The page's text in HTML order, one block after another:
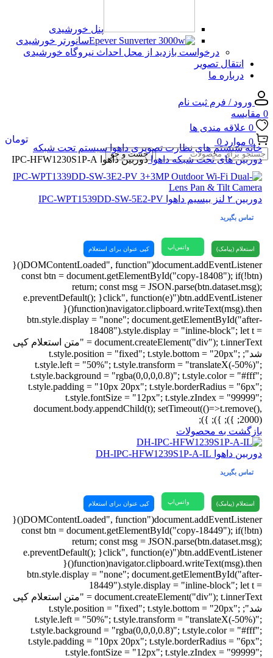
پنل خورشیدی
سانورتر خورشیدی
درخواست بازدید از محل احداث نیروگاه خورشیدی
انتقال تصویر
درباره ما
ورود / فرم ثبت نام
0 مقایسه
0 علاقه مندی ها
0 موارد 0 تومان
جست و جو
خانهسیستم های نظارت تصویریداهواسیستم تحت شبکه
دوربین های تحت شبکه داهوادوربین داهوا IPC-HFW1230S1P-A
دوربین ۲ لنز بیسیم داهوا IPC-WPT1539DD-SW-5E2-PV
تماس بگیرید
استعلام (پیامک) واتس‌اپ کپی عنوان برای استعلام
document.addEventListener("DOMContentLoaded", function(){
const btn = document.getElementById("copy-18408"); if(!btn)
return; const msg = JSON.parse(btn.dataset.msg);
btn.addEventListener("click", function(e){ e.preventDefault();
navigator.clipboard.writeText(msg).then(function(){
btn.style.display = "none"; document.getElementById("after-
18408").style.display = "inline-block"; let t =
document.createElement("div"); t.innerText = "متن استعلام کپی
شد"; t.style.position = "fixed"; t.style.bottom = "20px";
t.style.left = "50%"; t.style.transform = "translateX(-50%)";
t.style.background = "rgba(0,0,0,0.8)"; t.style.color = "#fff";
t.style.padding = "10px 20px"; t.style.borderRadius = "6px";
t.style.fontSize = "12px"; t.style.zIndex = "99999";
document.body.appendChild(t); setTimeout(()=>t.remove(),
2000); }); }); });
بازگشت به محصولات
دوربین داهوا DH-IPC-HFW1239S1P-A-IL
تماس بگیرید
استعلام (پیامک) واتس‌اپ کپی عنوان برای استعلام
document.addEventListener("DOMContentLoaded", function(){
const btn = document.getElementById("copy-18449"); if(!btn)
return; const msg = JSON.parse(btn.dataset.msg);
btn.addEventListener("click", function(e){ e.preventDefault();
navigator.clipboard.writeText(msg).then(function(){
btn.style.display = "none"; document.getElementById("after-
18449").style.display = "inline-block"; let t =
document.createElement("div"); t.innerText = "متن استعلام کپی
شد"; t.style.position = "fixed"; t.style.bottom = "20px";
t.style.left = "50%"; t.style.transform = "translateX(-50%)";
t.style.background = "rgba(0,0,0,0.8)"; t.style.color = "#fff";
t.style.padding = "10px 20px"; t.style.borderRadius = "6px";
t.style.fontSize = "12px"; t.style.zIndex = "99999";